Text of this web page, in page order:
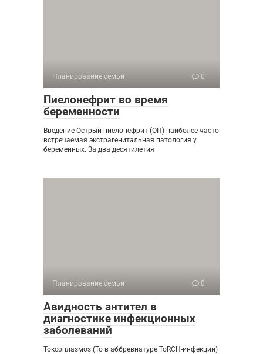
Планирование семьи 0
Пиелонефрит во время
беременности
Введение Острый пиелонефрит (ОП) наиболее часто
встречаемая экстрагенитальная патология у
беременных. За два деся­тилетия
Планирование семьи 0
Авидность антител в
диагностике инфекционных
заболеваний
Токсоплазмоз (To в аббревиатуре ToRCH-инфекции)